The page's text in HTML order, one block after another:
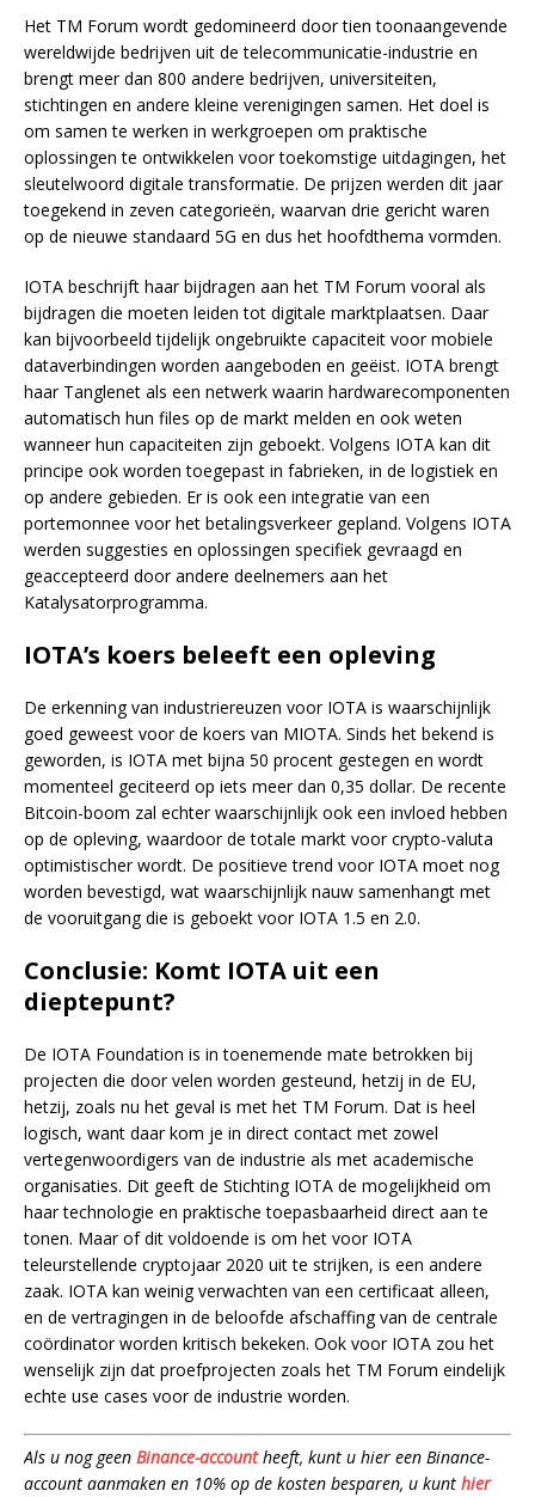
Het TM Forum wordt gedomineerd door tien toonaangevende
wereldwijde bedrijven uit de telecommunicatie-industrie en
brengt meer dan 800 andere bedrijven, universiteiten,
stichtingen en andere kleine verenigingen samen. Het doel is
om samen te werken in werkgroepen om praktische
oplossingen te ontwikkelen voor toekomstige uitdagingen, het
sleutelwoord digitale transformatie. De prijzen werden dit jaar
toegekend in zeven categorieën, waarvan drie gericht waren
op de nieuwe standaard 5G en dus het hoofdthema vormden.
IOTA beschrijft haar bijdragen aan het TM Forum vooral als
bijdragen die moeten leiden tot digitale marktplaatsen. Daar
kan bijvoorbeeld tijdelijk ongebruikte capaciteit voor mobiele
dataverbindingen worden aangeboden en geëist. IOTA brengt
haar Tanglenet als een netwerk waarin hardwarecomponenten
automatisch hun files op de markt melden en ook weten
wanneer hun capaciteiten zijn geboekt. Volgens IOTA kan dit
principe ook worden toegepast in fabrieken, in de logistiek en
op andere gebieden. Er is ook een integratie van een
portemonnee voor het betalingsverkeer gepland. Volgens IOTA
werden suggesties en oplossingen specifiek gevraagd en
geaccepteerd door andere deelnemers aan het
Katalysatorprogramma.
IOTA’s koers beleeft een opleving
De erkenning van industriereuzen voor IOTA is waarschijnlijk
goed geweest voor de koers van MIOTA. Sinds het bekend is
geworden, is IOTA met bijna 50 procent gestegen en wordt
momenteel geciteerd op iets meer dan 0,35 dollar. De recente
Bitcoin-boom zal echter waarschijnlijk ook een invloed hebben
op de opleving, waardoor de totale markt voor crypto-valuta
optimistischer wordt. De positieve trend voor IOTA moet nog
worden bevestigd, wat waarschijnlijk nauw samenhangt met
de vooruitgang die is geboekt voor IOTA 1.5 en 2.0.
Conclusie: Komt IOTA uit een
dieptepunt?
De IOTA Foundation is in toenemende mate betrokken bij
projecten die door velen worden gesteund, hetzij in de EU,
hetzij, zoals nu het geval is met het TM Forum. Dat is heel
logisch, want daar kom je in direct contact met zowel
vertegenwoordigers van de industrie als met academische
organisaties. Dit geeft de Stichting IOTA de mogelijkheid om
haar technologie en praktische toepasbaarheid direct aan te
tonen. Maar of dit voldoende is om het voor IOTA
teleurstellende cryptojaar 2020 uit te strijken, is een andere
zaak. IOTA kan weinig verwachten van een certificaat alleen,
en de vertragingen in de beloofde afschaffing van de centrale
coördinator worden kritisch bekeken. Ook voor IOTA zou het
wenselijk zijn dat proefprojecten zoals het TM Forum eindelijk
echte use cases voor de industrie worden.
Als u nog geen Binance-accountheeft, kunt u hier een Binance-
account aanmaken en 10% op de kosten besparen, u kunt hier